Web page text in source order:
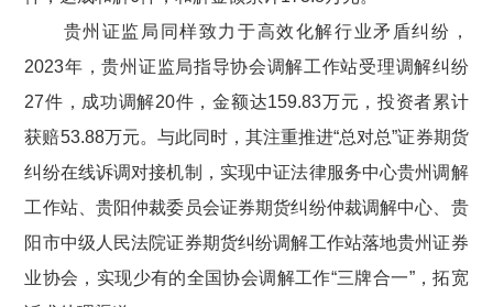
贵州证监局同样致力于高效化解行业矛盾纠纷，
2023年，贵州证监局指导协会调解工作站受理调解纠纷
27件，成功调解20件，金额达159.83万元，投资者累计
获赔53.88万元。与此同时，其注重推进“总对总”证券期货
纠纷在线诉调对接机制，实现中证法律服务中心贵州调解
工作站、贵阳仲裁委员会证券期货纠纷仲裁调解中心、贵
阳市中级人民法院证券期货纠纷调解工作站落地贵州证券
业协会，实现少有的全国协会调解工作“三牌合一”，拓宽